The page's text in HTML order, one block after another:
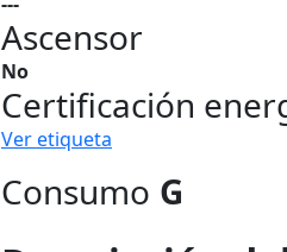
Ascensor
No
Certificación
Ver etiqueta
Consumo G